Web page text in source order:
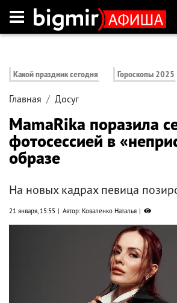
Какой праздник сегодня Гороскопы 2025
Главная Досуг
MamaRika поразила
фотосессией в
образе
На новых кадрах певица
21 января, 15:55 Автор: Коваленко Наталья